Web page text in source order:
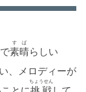
素晴
すば
らしい
い、メロディーが
ちょうせん